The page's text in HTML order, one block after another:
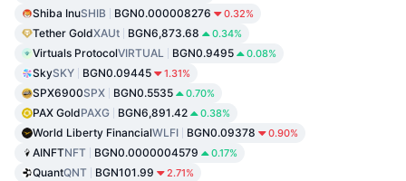
Shiba InuSHIB BGN0.000008276 0.32%
Tether GoldXAUt BGN6,873.68 0.34%
Virtuals ProtocolVIRTUAL BGN0.9495 0.08%
SkySKY BGN0.09445 1.31%
SPX6900SPX BGN0.5535 0.70%
PAX GoldPAXG BGN6,891.42 0.38%
World Liberty FinancialWLFI BGN0.09378 0.90%
AINFTNFT BGN0.0000004579 0.17%
QuantQNT BGN101.99 2.71%